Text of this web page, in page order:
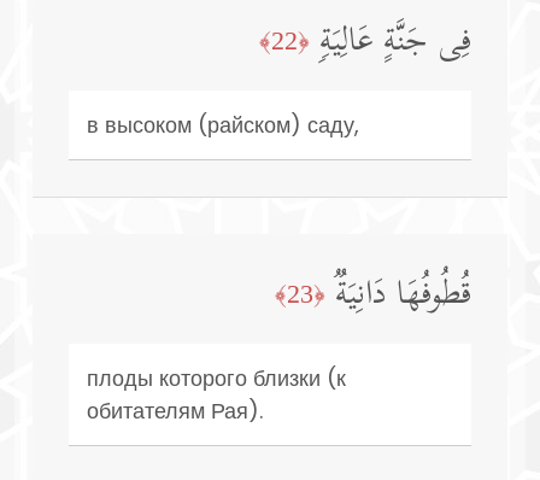
فِی جَنَّةٍ عَالِیَةࣲ ﴿22﴾
в высоком (райском) саду,
قُطُوفُهَا دَانِیَةࣱ ﴿23﴾
плоды которого близки (к
обитателям Рая).